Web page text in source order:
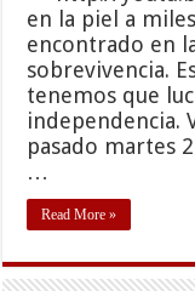
en la piel a
encontrado en
sobrevivencia.
tenemos que
independencia.
pasado martes
…
Read More »